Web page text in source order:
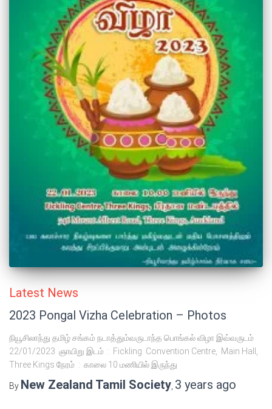
Latest News
2023 Pongal Vizha Celebration – Photos
நியூசிலாந்து தமிழ் சங்கம் நடாத்தும்வருடாந்த பொங்கல் விழா இவ்வருடம்
22/01/2023 ஞாயிறு இடம் : Fickling Convention Centre, Main Hall,
Three Kings நேரம் : காலை 10 மணியில் இருந்து
By New Zealand Tamil Society 3 years ago